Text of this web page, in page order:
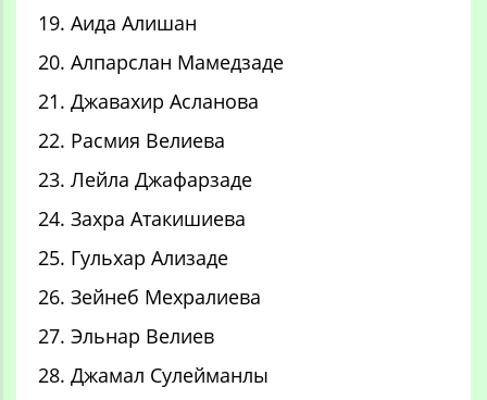
19. Аида Алишан
20. Алпарслан Мамедзаде
21. Джавахир Асланова
22. Расмия Велиева
23. Лейла Джафарзаде
24. Захра Атакишиева
25. Гульхар Ализаде
26. Зейнеб Мехралиева
27. Эльнар Велиев
28. Джамал Сулейманлы